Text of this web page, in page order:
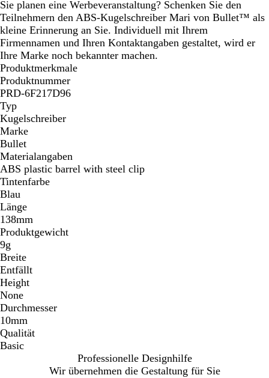
s
b
l
a
u
eSie planen eine Werbeveranstaltung? Schenken Sie den
Teilnehmern den ABS-Kugelschreiber Mari von Bullet™ als
kleine Erinnerung an Sie. Individuell mit Ihrem
Firmennamen und Ihren Kontaktangaben gestaltet, wird er
Ihre Marke noch bekannter machen.
Produktmerkmale
Produktnummer
PRD-6F217D96
Typ
Kugelschreiber
Marke
Bullet
Materialangaben
ABS plastic barrel with steel clip
Tintenfarbe
Blau
Länge
138mm
Produktgewicht
9g
Breite
Entfällt
Height
None
Durchmesser
10mm
Qualität
Basic
Professionelle Designhilfe
Wir übernehmen die Gestaltung für Sie